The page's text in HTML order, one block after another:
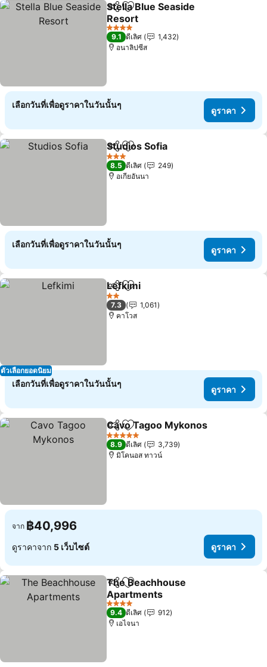
แชร์ เพิ่มในรายการโปรด
Stella Blue Seaside
Resort
ดูราคา
4 ดาว
9.1 ดีเลิศ
1,432
อนาลิปซีส
เลือกวันที่เพื่อดูราคาในวันนั้นๆ
ดูราคา
แชร์ เพิ่มในรายการโปรด
Studios Sofia
3 ดาว
8.5 ดีเลิศ
249
อเกียอันนา
เลือกวันที่เพื่อดูราคาในวันนั้นๆ
ดูราคา
ตัวเลือกยอดนิยม
แชร์ เพิ่มในรายการโปรด
Lefkimi
2 ดาว
7.3
1,061
คาโวส
เลือกวันที่เพื่อดูราคาในวันนั้นๆ
ดูราคา
แชร์ เพิ่มในรายการโปรด
Cavo Tagoo Mykonos
5 ดาว
8.9 ดีเลิศ
3,739
มิโคนอส ทาวน์
จาก ฿40,996
ดูราคาจาก 5 เว็บไซต์ ดูราคา
แชร์ เพิ่มในรายการโปรด
The Beachhouse
Apartments
ดูราคา
4 ดาว
9.4 ดีเลิศ
912
เอไจนา